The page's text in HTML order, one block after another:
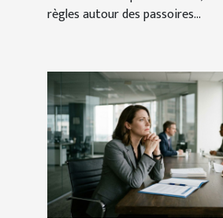
règles autour des passoires...